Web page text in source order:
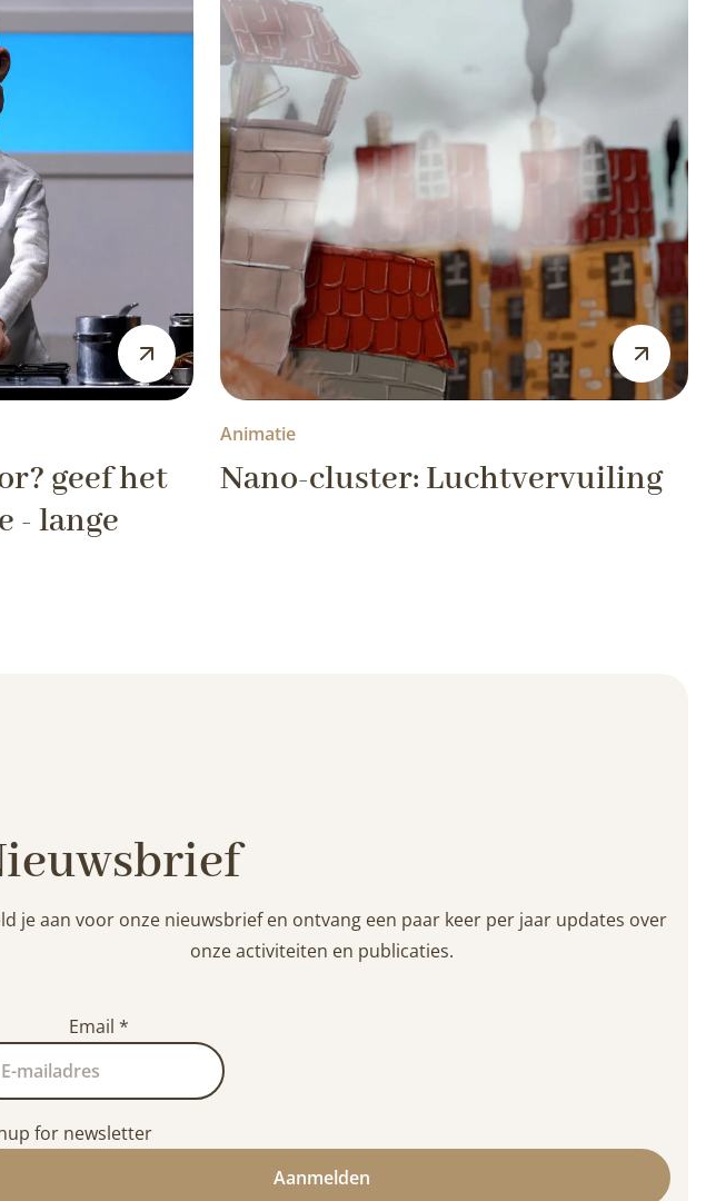
geef het
- lange
Animatie
Nano-cluster: Luchtvervuiling
je aan voor onze nieuwsbrief en ontvang een paar keer per jaar updates over
onze activiteiten en publicaties.
Email *
for newsletter
Aanmelden